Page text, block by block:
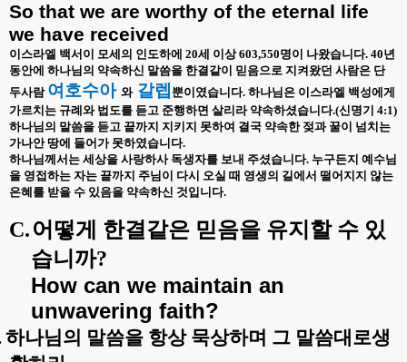
So that we are worthy of the eternal life
we have received
이스라엘 백서이 모세의 인도하에 20세 이상603,550명이 나왔습니다. 40년
동안에 하나님의 약속하신 말씀을 한결같이 믿음으로 지켜왔던 사람은 단
두사람 여호수아 와갈렙 뿐이였습니다. 하나님은 이스라엘 백성에게
가르치는 규례와 법도를 듣고 준행하면 살리라 약속하셨습니다.(신명기 4:1)
하나님의 말씀을 듣고 끝까지 지키지 못하여 결국 약속한 젖과 꿀이 넘치는
가나안 땅에 들어가 못하였습니다.
하나님께서는 세상을 사랑하사 독생자를 보내 주셨습니다. 누구든지 예수님
을 영접하는 자는 끝까지 주님이 다시 오실 때 영생의 길에서 떨어지지 않는
은혜를 받을 수 있음을 약속하신 것입니다.
C.어떻게 한결같은 믿음을 유지할 수 있
습니까?
How can we maintain an
unwavering faith?
하나님의 말씀을 항상 묵상하며 그 말씀대로생